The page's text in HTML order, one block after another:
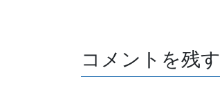
コメントを残す